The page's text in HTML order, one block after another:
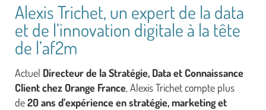
Alexis Trichet, un expert de la data
et de l’innovation digitale à la tête
de l’af2m
Actuel Directeur de la Stratégie, Data et Connaissance
Client chez Orange France, Alexis Trichet compte plus
de20 ans d’expérience en stratégie, marketing et